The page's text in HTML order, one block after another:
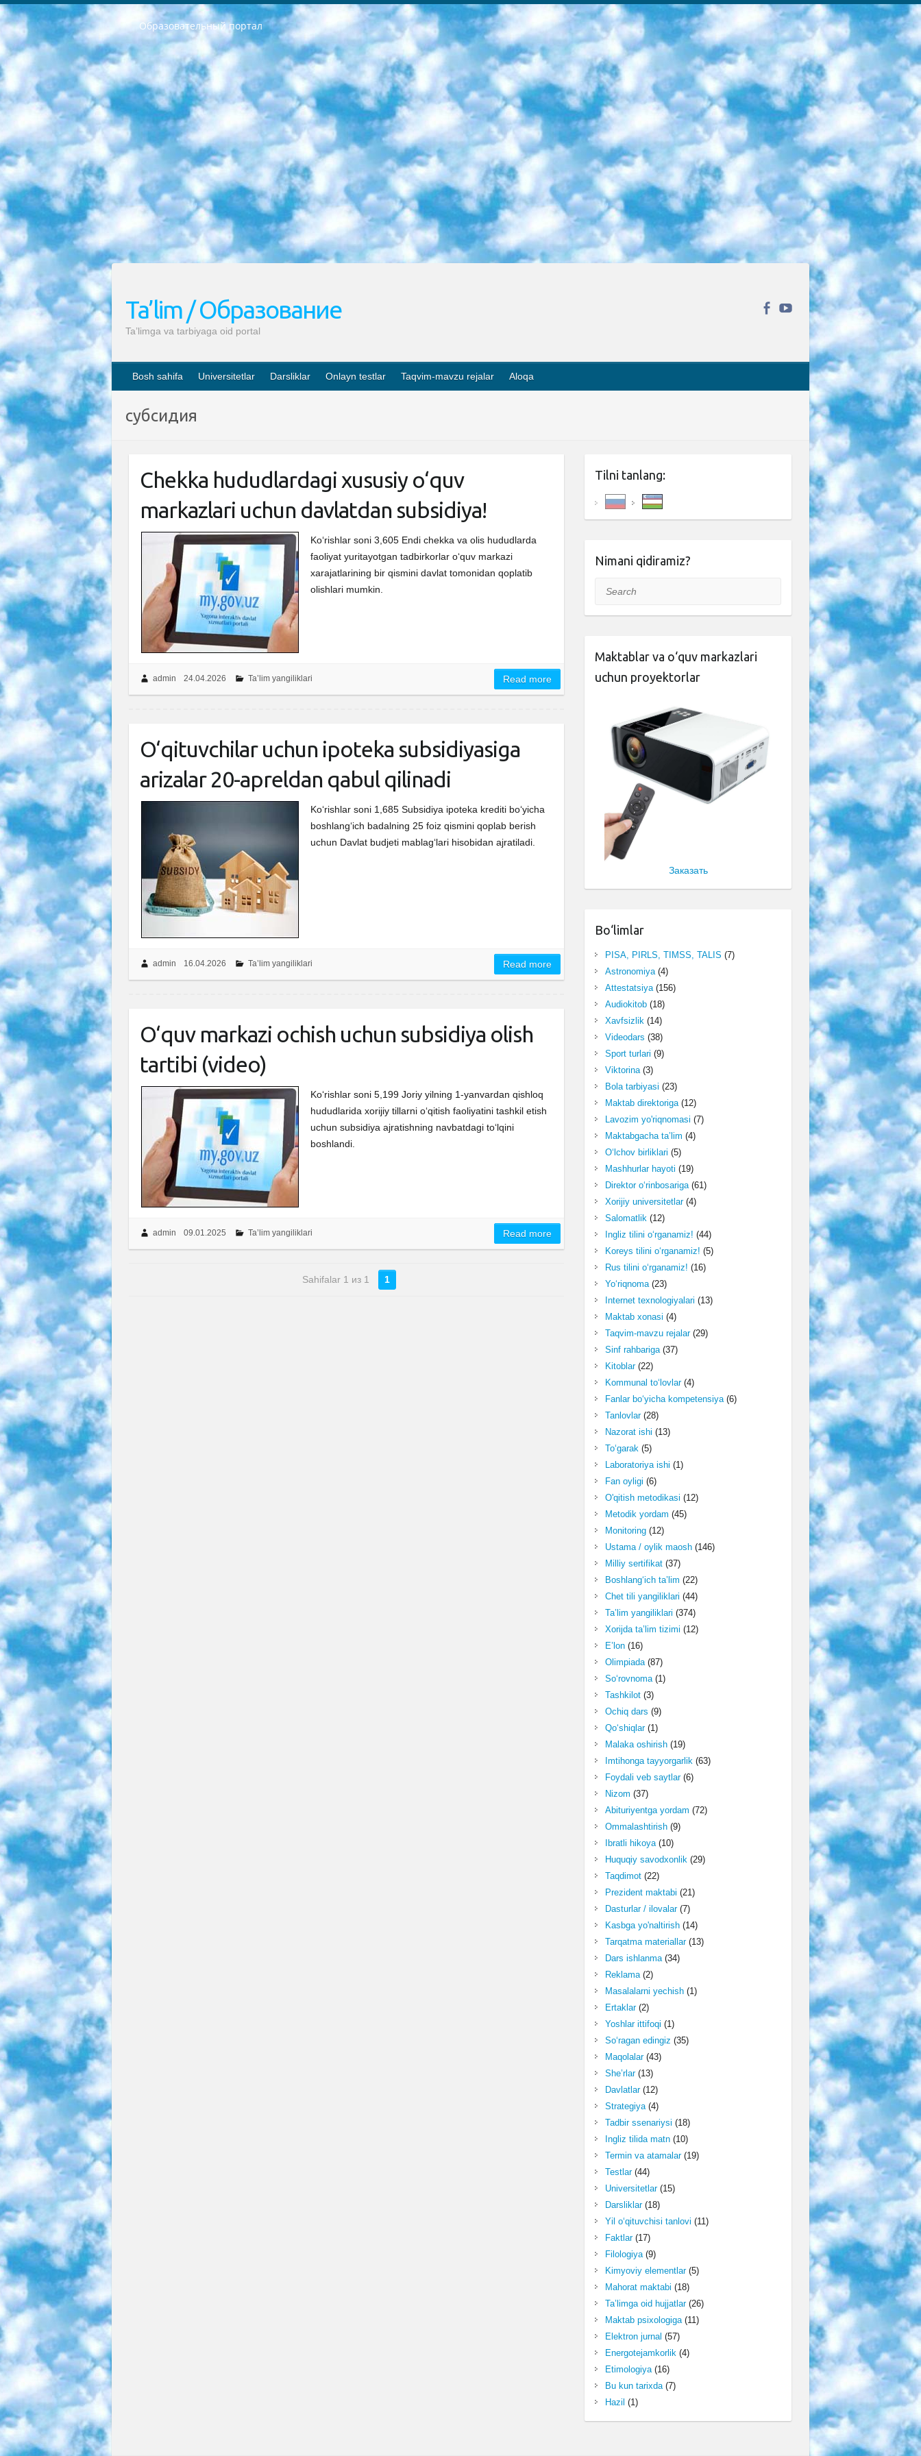
Образовательный портал
РЕСПУБЛИКА УЗБЕКИСТАН МИНИСТРЕРСТВО ДОШКОЛЬНОГО И ШКОЛЬНОГО ОБРАЗОВАНИЯ КОМАНДА в общеобразовательных учреждениях в 2023-2024 учебном году организация и проведение итоговой государственной аттестации обучающихся о Министра дошкольного и школьного образования Республики Узбекистан от 4 марта 2008 года (постановлением Минюста от 20 марта 2008 года № 1778 государственной регистрации) «Итоговое состояние учащихся общего среднего образования на основании положения об утверждении положения об аттестации общего среднего образования выпускной экзамен студентов в образовательных учреждениях в 2023-2024 учебном году В целях организации и прохождения аттестации приказываю: 1. Следующее: перечень предметов, по которым будет проводиться итоговая государственная аттестация и экзамен формы перевода согласно приложению 1; сертификаты международного образца, оценивающие уровень владения иностранными языками перечень согласно приложению 2; 2. Педагогический при специализированных образовательных учреждениях. научно-практический центр квалификации и международной оценки (Д.Давидова) 2024 г. До 25 марта: задания по предметам, по которым будет проводиться итоговая аттестация разработка и утверждение технических условий; итоговая аттестация на основании разработанного предметного задания разработка вопросов по предметам (устно и письменно), экзамен передача; общеобразовательные средние школы и специальные учебные заведения учащиеся выпускных классов школ и интернатов в агентской системе подготовка базы данных экзаменационных материалов и критериев оценки; перевод базы экзаменационных материалов на все языки обучения подать в Республиканский образовательный центр для изготовления; варианты экзаменов на основе разработанных контрольных материалов пусть будут поставлены задачи формирования. 3. Республиканский образовательный центр (Ш.Худайкулов) до 5 апреля 2024 года. до: база данных предоставленных экзаменационных материалов на все языки обучения перевод и экспертиза; для слепых, слабовидящих, глухих, слабослышащих и умственно отсталых детей учащиеся выпускных классов специализированных школ и школ-интернатов база данных экзаменационных материалов на всех преподаваемых языках подготовка критериев оценки; специализированные школы для умственно отсталых детей и технологии для учащихся выпускных классов школ-интернатов разработка соответствующих рекомендаций и критериев проведения ЕГЭ по естествознанию давать задания. 4. Педагогический при специализированных образовательных учреждениях. Научно-практический центр навыков и международной оценки (Д.Давидова), Республика образовательный центр (Худайкулов Ш.) итоговый государственный аттестационный экзамен ориентирован на творческое и логическое мышление при подготовке базы материалов учитывать введение заданий. 5. Следует отметить, что: сертификат государственного образца о знании общеобразовательного предмета и как минимум национальный уровень B1 по предметам на иностранных языках, указанным в Приложении 2. или международно признанный сертификат эквивалентного уровня студенты, изучающие определенный предмет, освобождаются от экзамена; по соответствующим предметам запланирована итоговая государственная аттестация за день до дня, путем жеребьевки Рабочей группой (в письменной форме по предметам, проводимым в форме) из числа сформированных вариантов выбрано 2 варианта; 2 выбранных варианта экзамена анонсированы на официальном сайте министерства и все выпускники по всей стране на основе этих вариантов проводит итоговую государственную аттестацию. 6. Государственное образование учащихся средних общеобразовательных учреждений. знания в соответствии с квалификационными требованиями, которые необходимо приобрести на основании стандартов итоговый (выпускной) контроль для 9 и 11 классов в целях тестирования Экзамены (далее – экзамены) состоят из предметов, перечисленных в приложении 1. будет сделано. 7. Экзамены пройдут с 26 мая по 15 июня 2024 г. (кроме науки физического воспитания). 8. Физическая для учащихся 9 классов общесредних образовательных учреждений. Экзамены по предмету «Образование, квалификация медицина» 1-6 мая 2024 года. сотрудники перевести под присмотр (с отклонениями в физическом или умственном развитии) специализированная школа для детей, школы-интернаты и со сколиозом школы-интернаты санаторного типа для больных детей исключены). 9. Он был слепым, слабовидящим и имел нарушения опорно-двигательного аппарата. экзамены в специализированных школах и интернатах для детей должны проводиться исходя из требований, предъявляемых к общеобразовательным учреждениям (физкультура кроме науки). 10. Специализированная школа для глухих и слабослышащих детей. и экзамены в интернатах и быть реализован в виде письменного теста по математике. 11. Специальность для умственно отсталых детей. Для 9 класса Родной язык и литературное письмо Государственный язык (язык обучения – узбекский). для неклассов) написано Математическое письмо Письменная/устная история Узбекистана Физическое воспитание практично Итоговый контроль Для 11 класса Написание родного языка и литературы (эссе) Математическое письмо Узбекский язык (обучение на узбекском языке) не посещающее общее среднее образование для учреждений)/Образовательное учреждение выбор письменный и устный Иностранный язык письменный/устный Письменная/устная история Узбекистана *По выбору студента:  Химия  Физика  Основы государственного права  География 10 бесплатных образовательных ресурсов - Мы составили подборку онлайн-проектов с интерактивными упражнениями, видеолекциями и статьями. Они помогут вам обрести новые и освежить старые знания бесплатно. 1. «ИНТУИТ» Старейшая образовательная площадка Рунета. Здесь вы найдёте сотни текстовых и видеокурсов на десятки различных тем — от программирования до психологии. Многие курсы подготовлены российскими университетами и крупными международными компаниями вроде Intel и Microsoft. Самостоятельное обучение бесплатное, но желающие могут оплатить услуги персональных наставников. 2. «Смартия» знакомит с актуальными профессиями и подсказывает, как им обучаться. Выбрав заинтересовавшую вас специальность — SMM-специалист, фотограф, веб-дизайнер или другую, — увидите список необходимых для неё умений. Чтобы вы могли освоить их самостоятельно, для каждого умения площадка отображает подборку ссылок на учебные материалы. Хотя «Смартия» ориентируется на русскоязычную аудиторию, часть контента всё же доступна только на английском. 3. «Лекторий Физтеха» Проект Московского физико-технического института (Физтеха). С его помощью вы можете смотреть онлайн серии лекций, записанные на видео в этом вузе. В числе доступных предметов — физика, биология, химия, информационные технологии и другие. К некоторым лекциям администрация ресурса прилагает готовые конспекты, которые можно скачивать в PDF-формате. 4. ITMOcourses Онлайн-площадка Санкт-Петербургского национального исследовательского университета информационных технологий, механики и оптики (ИТМО). Ресурс предоставляет свободный доступ к курсам, разработанным в этом вузе. Каталог материалов разбит на четыре категории: «Оптические системы и технологии», «Приборостроение и робототехника», «Информационные технологии» и «Биотехнологии». Курсы состоят из видеолекций, интерактивных демонстраций и заданий. 5. «КиберЛенинка» Электронная научная библиотека открытого доступа. Каталог площадки регулярно обрастает текстами статей из различных научных изданий. Сгруппированные по журналам и рубрикам публикации можно читать онлайн или скачивать целиком в PDF-формате. Проект нацелен на популяризацию науки за счёт открытого доступа к качественной информации. 6. «ПостНаука» На этом ресурсе публикуют подборки видеолекций, составленные экспертами из разных отраслей и объединённые общими темами. Среди них, к примеру, есть серии «Биоинформатика и геномика», «Культура средневековой Скандинавии» и Cinema Studies о теории кино. Каждая подборка лекций — логически связанная история, рассказанная экспертом от первого лица. Кроме того, на сайте появляются научно-образовательные статьи и тесты на разные темы. 7. «Newочём» Команда проекта «Newочём» отбирает самые интересные тексты из англоязычных СМИ и переводит те из них, за которые голосуют участники сообщества «ВКонтакте». По большей части это научно-популярные статьи. Редакторы придумывают лишь заголовки, в остальном содержание переводов соответствует оригиналам. Полные тексты можно читать прямо в социальной сети. 8. InternetUrok Онлайн-база материалов по основным дисциплинам школьной программы. Информация на сайте структурирована по классам, предметам и темам (урокам). Каждый урок состоит из видеолекций и конспектов. Есть также интерактивные тренажёры и тесты для закрепления пройденного материала. Даже если вы давно окончили школу, возможность повторить программу старших классов всегда может пригодиться. 9. Edutainme Ещё один ресурс об образовании. В отличие от Newtonew, как мне кажется, Edutainme больше ориентируется на представителей индустрии: педагогов, предпринимателей, разработчиков образовательных проектов. Но и любой, кто просто стремится к саморазвитию, найдёт на сайте много полезного и интересного для себя. Например, информацию о новых курсах и образовательных сервисах. 10. Newtonew Онлайн-медиа об образовании и обучении в широком смысле. Авторы Newtonew пишут об инструментах, заведениях, тактиках и стратегиях, которые помогают учить других и получать новые знания самостоятельно. На этой площадке вы найдёте новости, обзоры, аналитические мат
Ta’lim / Образование
Ta’limga va tarbiyaga oid portal
Bosh sahifa Universitetlar Darsliklar Onlayn testlar Taqvim-mavzu rejalar Aloqa
субсидия
Chekka hududlardagi xususiy o‘quv
markazlari uchun davlatdan subsidiya!
Ko‘rishlar soni 3,605 Endi chekka va olis hududlarda
faoliyat yuritayotgan tadbirkorlar o‘quv markazi
xarajatlarining bir qismini davlat tomonidan qoplatib
olishlari mumkin.
admin 24.04.2026 Ta’lim yangiliklari Read more
O‘qituvchilar uchun ipoteka subsidiyasiga
arizalar 20-apreldan qabul qilinadi
Ko‘rishlar soni 1,685 Subsidiya ipoteka krediti bo‘yicha
boshlang‘ich badalning 25 foiz qismini qoplab berish
uchun Davlat budjeti mablag‘lari hisobidan ajratiladi.
admin 16.04.2026 Ta’lim yangiliklari Read more
O‘quv markazi ochish uchun subsidiya olish
tartibi (video)
Ko‘rishlar soni 5,199 Joriy yilning 1-yanvardan qishloq
hududlarida xorijiy tillarni o‘qitish faoliyatini tashkil etish
uchun subsidiya ajratishning navbatdagi to‘lqini
boshlandi.
admin 09.01.2025 Ta’lim yangiliklari Read more
Sahifalar 1 из 1 1
Tilni tanlang:
Nimani qidiramiz?
Search
Maktablar va o‘quv markazlari
uchun proyektorlar
Заказать
Bo‘limlar
PISA, PIRLS, TIMSS, TALIS (7)
Astronomiya(4)
Attestatsiya(156)
Audiokitob(18)
Xavfsizlik(14)
Videodars (38)
Sport turlari (9)
Viktorina(3)
Bola tarbiyasi (23)
Maktab direktoriga(12)
Lavozim yo'riqnomasi (7)
Maktabgacha ta’lim (4)
O‘lchov birliklari (5)
Mashhurlar hayoti (19)
Direktor o‘rinbosariga(61)
Xorijiy universitetlar(4)
Salomatlik(12)
Ingliz tilini o‘rganamiz! (44)
Koreys tilini o‘rganamiz! (5)
Rus tilini o‘rganamiz! (16)
Yo‘riqnoma(23)
Internet texnologiyalari (13)
Maktab xonasi (4)
Taqvim-mavzu rejalar(29)
Sinf rahbariga(37)
Kitoblar(22)
Kommunal to‘lovlar(4)
Fanlar bo‘yicha kompetensiya(6)
Tanlovlar(28)
Nazorat ishi (13)
To‘garak(5)
Laboratoriya ishi (1)
Fan oyligi (6)
O'qitish metodikasi (12)
Metodik yordam (45)
Monitoring(12)
Ustama / oylik maosh(146)
Milliy sertifikat(37)
Boshlang‘ich ta’lim (22)
Chet tili yangiliklari (44)
Ta’lim yangiliklari (374)
Xorijda ta’lim tizimi (12)
E’lon(16)
Olimpiada(87)
So‘rovnoma(1)
Tashkilot(3)
Ochiq dars (9)
Qo‘shiqlar(1)
Malaka oshirish(19)
Imtihonga tayyorgarlik(63)
Foydali veb saytlar(6)
Nizom (37)
Abituriyentga yordam (72)
Ommalashtirish(9)
Ibratli hikoya(10)
Huquqiy savodxonlik(29)
Taqdimot(22)
Prezident maktabi (21)
Dasturlar / ilovalar(7)
Kasbga yo'naltirish(14)
Tarqatma materiallar(13)
Dars ishlanma(34)
Reklama(2)
Masalalarni yechish(1)
Ertaklar(2)
Yoshlar ittifoqi (1)
So‘ragan edingiz (35)
Maqolalar(43)
She’rlar(13)
Davlatlar(12)
Strategiya(4)
Tadbir ssenariysi (18)
Ingliz tilida matn(10)
Termin va atamalar(19)
Testlar(44)
Universitetlar(15)
Darsliklar(18)
Yil o‘qituvchisi tanlovi (11)
Faktlar(17)
Filologiya(9)
Kimyoviy elementlar(5)
Mahorat maktabi (18)
Ta’limga oid hujjatlar(26)
Maktab psixologiga(11)
Elektron jurnal (57)
Energotejamkorlik(4)
Etimologiya(16)
Bu kun tarixda(7)
Hazil (1)